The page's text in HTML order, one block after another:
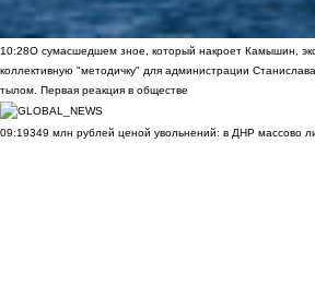
10:28О сумасшедшем зное, который накроет Камышин,
коллективную "методичку" для администрации
тылом. Первая реакция в обществе
09:19349 млн рублей ценой увольнений: в ДНР массово